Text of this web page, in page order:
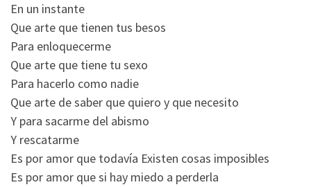
En un instante
Que arte que tienen tus besos
Para enloquecerme
Que arte que tiene tu sexo
Para hacerlo como nadie
Que arte de saber que quiero y que necesito
Y para sacarme del abismo
Y rescatarme
Es por amor que todavía Existen cosas imposibles
Es por amor que si hay miedo a perderla